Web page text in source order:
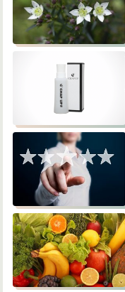
植毛